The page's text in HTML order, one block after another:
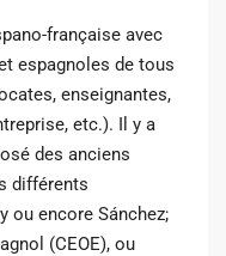
française avec
espagnoles de tous
enseignantes,
etc.). Il y a
des anciens
différents
ou encore Sánchez;
(CEOE), ou